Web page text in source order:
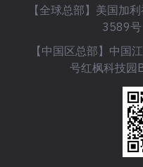
【全球总部】美国加
3589
【中国区总部】中国
号红枫科技